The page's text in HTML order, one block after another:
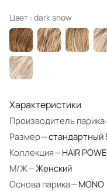
Цвет : dark snow
Характеристики
Производитель парика
Размер—стандартный
Коллекция—HAIR
М/Ж—Женский
Основа парика—MONO